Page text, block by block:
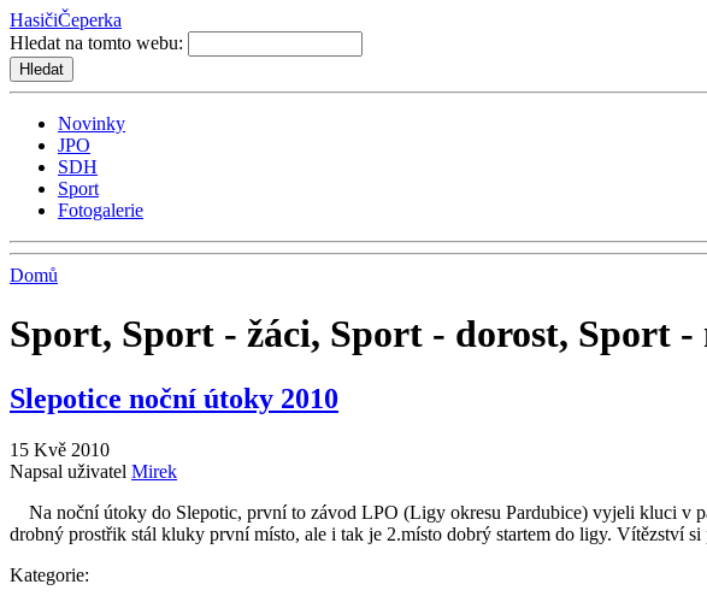
HasičiČeperka
Hledat na tomto webu:
Novinky
JPO
SDH
Sport
Fotogalerie
Domů
Sport, Sport - žáci, Sport - dorost, Sport
Slepotice noční útoky 2010
15 Kvě 2010
Napsal uživatel Mirek
Na noční útoky do Slepotic, první to závod LPO (Ligy okresu Pardubice) vyjeli kluci v
drobný prostřik stál kluky první místo, ale i tak je 2.místo dobrý startem do ligy. Vítězství
Kategorie: